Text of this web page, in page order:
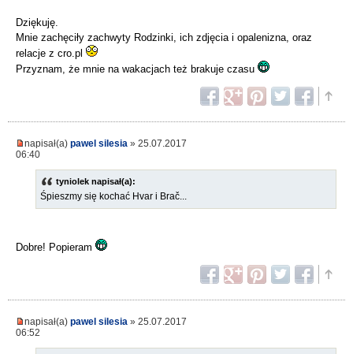
Dziękuję.
Mnie zachęciły zachwyty Rodzinki, ich zdjęcia i opalenizna, oraz
relacje z cro.pl
Przyznam, że mnie na wakacjach też brakuje czasu
napisał(a) pawel silesia » 25.07.2017
06:40
tyniolek napisał(a):
Śpieszmy się kochać Hvar i Brač...
Dobre! Popieram
napisał(a) pawel silesia » 25.07.2017
06:52